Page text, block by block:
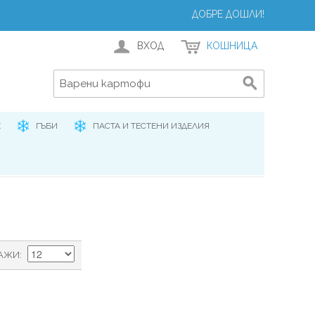
ДОБРЕ ДОШЛИ!
ВХОД КОШНИЦА
ГЪБИ ПАСТА И ТЕСТЕНИ ИЗДЕЛИЯ